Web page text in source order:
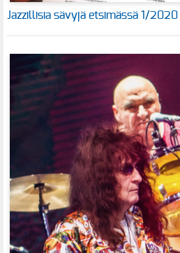
Jazzillisia sävyjä etsimässä 1/2020